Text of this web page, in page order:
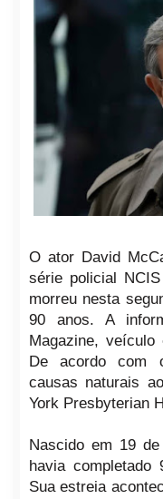
O ator David
série policial
morreu nesta
90 anos. A
Magazine, veículo
De acordo com
causas naturais
York Presbyterian
Nascido em 19
havia completado
Sua estreia